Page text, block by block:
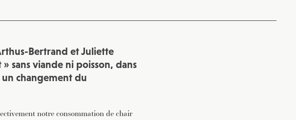
Bertrand et Juliette
sans viande ni poisson, dans
un changement du
notre consommation de chair